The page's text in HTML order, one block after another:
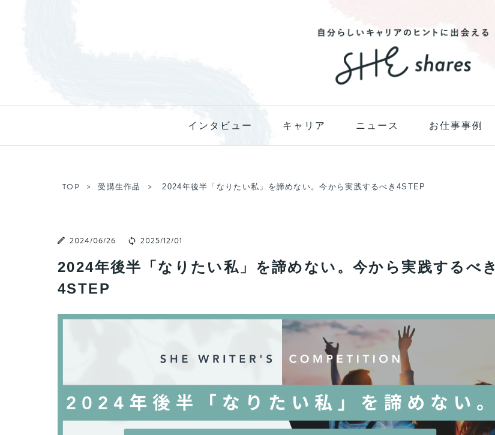
インタビュー キャリア ニュース お仕事事例
TOP 受講生作品 2024年後半「なりたい私」を諦めない。今から実践するべき4STEP
2024/06/26 2025/12/01
2024年後半「なりたい私」を諦めない。今から実践するべき
4STEP